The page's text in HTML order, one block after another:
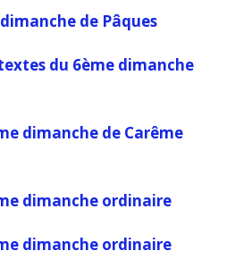
de Pâques
du 6ème dimanche
dimanche de Carême
dimanche ordinaire
dimanche ordinaire